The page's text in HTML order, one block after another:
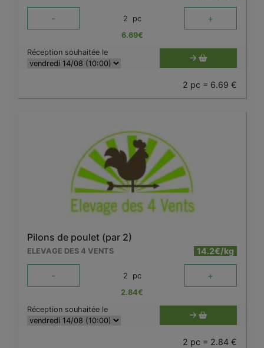
- 2 pc +
6.69€
Réception souhaitée le
2 pc = 6.69 €
Pilons de poulet (par 2)
ELEVAGE DES 4 VENTS 14.2€/kg
- 2 pc +
2.84€
Réception souhaitée le
2 pc = 2.84 €